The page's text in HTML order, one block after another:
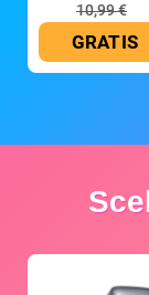
10,99 €
GRATIS